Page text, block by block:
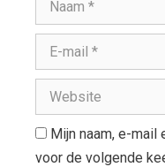
Mijn naam, e-
voor de volgende